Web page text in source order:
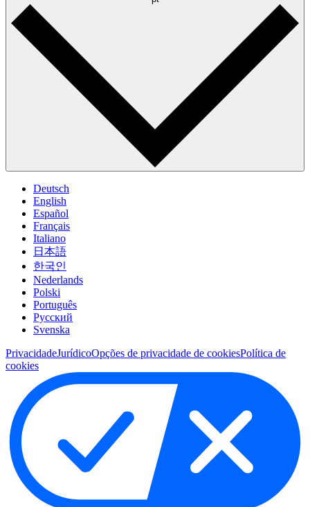
Deutsch
English
Español
Français
Italiano
日本語
한국인
Nederlands
Polski
Português
Pусский
Svenska
PrivacidadeJurídicoOpções de privacidade de cookiesPolítica de
cookies